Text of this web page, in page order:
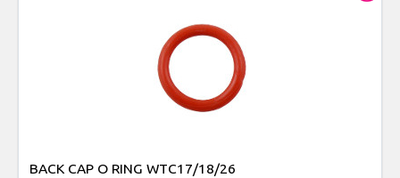
BACK CAP O RING WTC17/18/26